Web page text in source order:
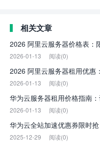
相关文章
2026 阿里云服务器价格表：
2026-01-13 阅读(0)
2026 阿里云服务器租用优惠
2026-01-13 阅读(0)
华为云服务器租用价格指南
2026-01-13 阅读(0)
华为云全站加速优惠券限时
2025-12-29 阅读(0)